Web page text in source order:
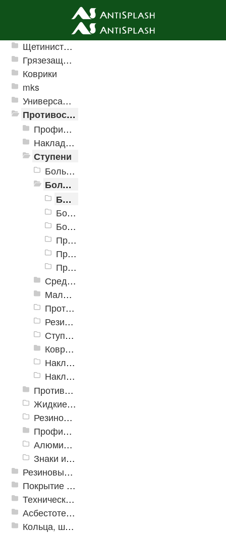
Ячеистые грязезащитные покрытия
Щетинистые покрытия
Грязезащитные, влаговпитывающие покрытия
Коврики
mks
Универсальные модульные покрытия
Противоскользящая защита для лестниц, профили, ленты
Профили алюминиевые с резиновой вставкой
Накладки противоскользящие резиновые
Ступени
Большая проступь (Классика)
Большая облегченная проступь
Большая облегченная проступь 1000x305x71
Большая облегченная проступь 1420x300x25
Большая облегченная проступь 750x305x71
Проступь "Светофор"
Проступь большая (облегченная) 1200х300х30 полоска
Проступь большая облегченная 1200х317х31 монетка
Средняя проступь
Малая облегченная проступь
Противоскользящая накладка на ступень "Ледокол"
Резиновая накладная проступь «Домино»
Ступеньки ажурные
Ковровые коврики на ступеньки
Накладка на ступень «Барьер 16» 300x900x16 мм. ±5%
Накладка на ступень «Пласт-Анти 15» 300x900x16 мм. ±5%
Противоскользящие ленты
Жидкие противоскользящие средства
Резиновый профиль с алюминиевой вставкой «NoSlip»
Профили закладные
Алюминиевый профиль для ленты
Знаки из полистирола для разметки пола
Резиновые и ПВХ дорожки
Покрытие из резиновой крошки
Техническая резина
Асбестотехнические и теплоизоляционные материалы
Кольца, шайбы, манжеты